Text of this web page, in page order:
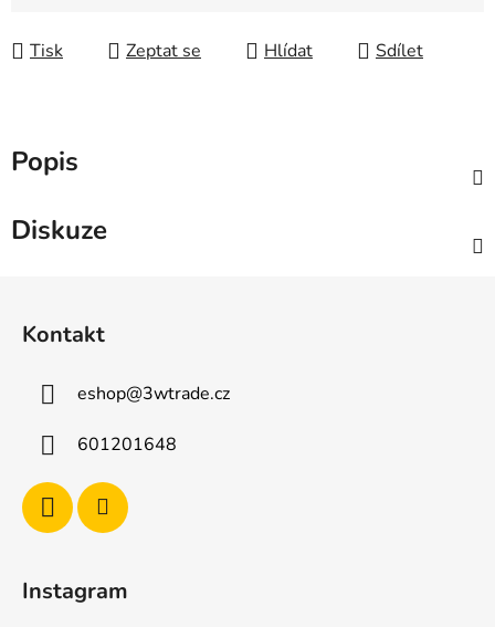
Tisk Zeptat se Hlídat Sdílet
Popis
Diskuze
Kontakt
eshop@3wtrade.cz
601201648
Instagram